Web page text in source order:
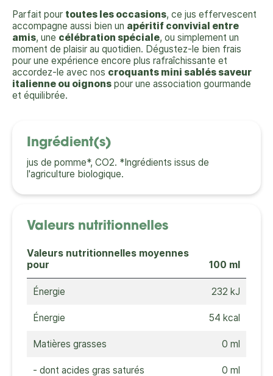
Parfait pour toutes les occasions, ce jus effervescent
accompagne aussi bien un apéritif convivial entre
amis, une célébration spéciale, ou simplement un
moment de plaisir au quotidien. Dégustez-le bien frais
pour une expérience encore plus rafraîchissante et
accordez-le avec nos croquants mini sablés saveur
italienne ou oignons pour une association gourmande
et équilibrée.
Ingrédient(s)
jus de pomme*, CO2. *Ingrédients issus de
l'agriculture biologique.
Valeurs nutritionnelles
Valeurs nutritionnelles moyennes
pour
100 ml
Énergie 232 kJ
Énergie 54 kcal
Matières grasses 0 ml
- dont acides gras saturés 0 ml